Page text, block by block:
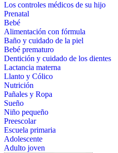
Los controles médicos de su hijo
Prenatal
Bebé
Alimentación con fórmula
Baño y cuidado de la piel
Bebé prematuro
Dentición y cuidado de los dientes
Lactancia materna
Llanto y Cólico
Nutrición
Pañales y Ropa
Sueño
Niño pequeño
Preescolar
Escuela primaria
Adolescente
Adulto joven